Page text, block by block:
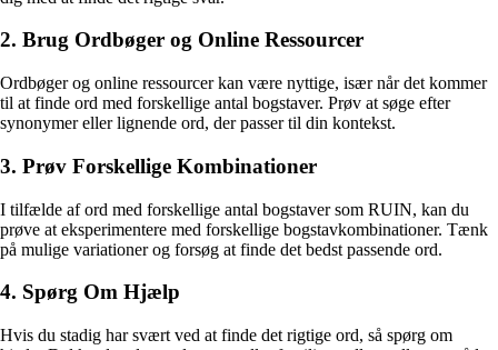
2. Brug Ordbøger og Online Ressourcer
Ordbøger og online ressourcer kan være nyttige, især når det kommer
til at finde ord med forskellige antal bogstaver. Prøv at søge efter
synonymer eller lignende ord, der passer til din kontekst.
3. Prøv Forskellige Kombinationer
I tilfælde af ord med forskellige antal bogstaver som RUIN, kan du
prøve at eksperimentere med forskellige bogstavkombinationer. Tænk
på mulige variationer og forsøg at finde det bedst passende ord.
4. Spørg Om Hjælp
Hvis du stadig har svært ved at finde det rigtige ord, så spørg om